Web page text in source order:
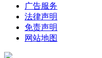
广告服务
法律声明
免责声明
网站地图